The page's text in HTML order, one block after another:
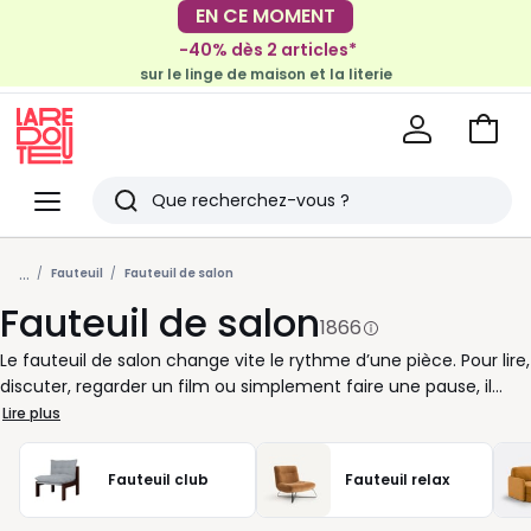
EN CE MOMENT
-30€ tous les 100€*
sur le meuble & la déco
-40% dès 2 articles*
sur le linge de maison et la literie
Menu
Redoute
Rechercher
Derniers
articles
vus
Voir
... Fauteuil Fauteuil de salon
Fauteuil de salon1866
Le fauteuil de salon change vite le rythme d’une pièce. Pour lire,
discuter, regarder un film ou simplement faire une pause, il
crée une place à part dans votre quotidien. Chez La Redoute,
nous vous proposons des modèles adaptés à vos envies de
confort comme à votre style de décoration. Fauteuil
enveloppant pour un coin cosy, ligne épurée pour une
ambiance contemporaine, format compact pour les petits
Lire plus
Fauteuil club Fauteuil relax